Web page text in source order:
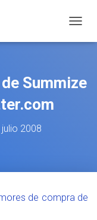
Summize
2008
de compra de